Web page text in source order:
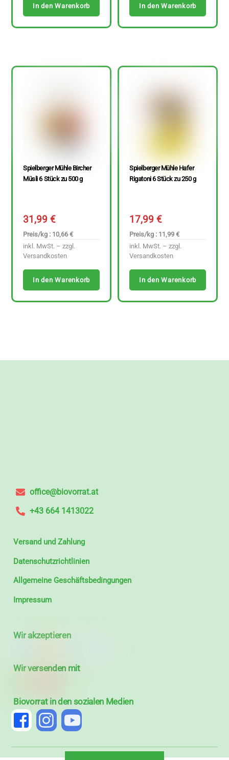
In den Warenkorb In den Warenkorb
Spielberger Mühle Bircher
Müsli 6 Stück zu 500 g
31,99€
Preis/kg : 10,66 €
inkl. MwSt. – zzgl.
Versandkosten
In den Warenkorb
Spielberger Mühle Hafer
Rigatoni 6 Stück zu 250 g
17,99€
Preis/kg : 11,99 €
inkl. MwSt. – zzgl.
Versandkosten
In den Warenkorb
office@biovorrat.at
+43 664 1413022
Versand und Zahlung
Datenschutzrichtlinien
Allgemeine Geschäftsbedingungen
Impressum
Wir akzeptieren
Wir versenden mit
Biovorrat in den sozialen Medien